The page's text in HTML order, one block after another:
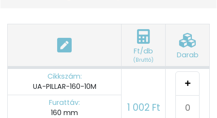
Ft/db
(Bruttó)
Darab
Cikkszám:
UA-PILLAR-160-10M
1 002 Ft
Furattáv:
160 mm